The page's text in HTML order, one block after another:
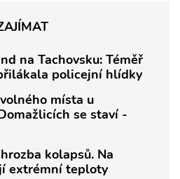
na Tachovsku: Téměř
policejní hlídky
místa u
se staví -
kolapsů. Na
extrémní teploty